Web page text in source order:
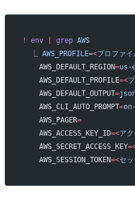
! env | grep AWS
AWS_PROFILE=<プロファイ
    AWS_DEFAULT_REGION
=us-
    AWS_DEFAULT_PROFILE
=<
    AWS_DEFAULT_OUTPUT
=
    AWS_CLI_AUTO_PROMPT
=
    AWS_PAGER
=
    AWS_ACCESS_KEY_ID
=<アク
    AWS_SECRET_ACCESS_KEY
    AWS_SESSION_TOKEN
=<セ